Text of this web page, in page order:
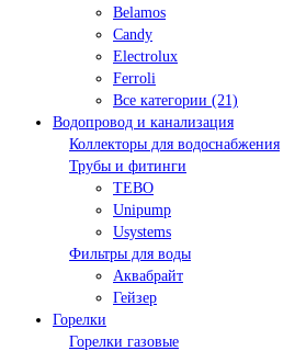
Belamos
Candy
Electrolux
Ferroli
Все категории (21)
Водопровод и канализация
Коллекторы для водоснабжения
Трубы и фитинги
TEBO
Unipump
Usystems
Фильтры для воды
Аквабрайт
Гейзер
Горелки
Горелки газовые